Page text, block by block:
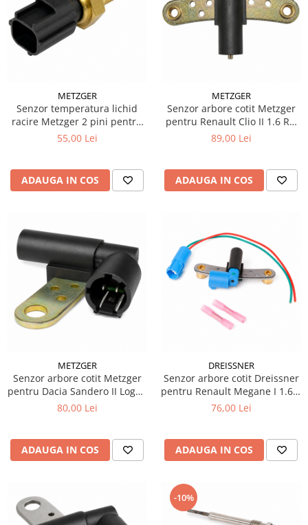
METZGER
Senzor temperatura lichid
racire Metzger 2 pini pentru
Ford Focus I 1.4 1.6 16V
55,00 Lei
ADAUGA IN COS
METZGER
Senzor arbore cotit Metzger
pentru Renault Clio II 1.6 RN
RT 66 kW
89,00 Lei
ADAUGA IN COS
METZGER
Senzor arbore cotit Metzger
pentru Dacia Sandero II Logan
II 1.2 si 1.2 LPG
80,00 Lei
ADAUGA IN COS
DREISSNER
Senzor arbore cotit Dreissner
pentru Renault Megane I 1.6 e
66 kW
76,00 Lei
ADAUGA IN COS
-10%